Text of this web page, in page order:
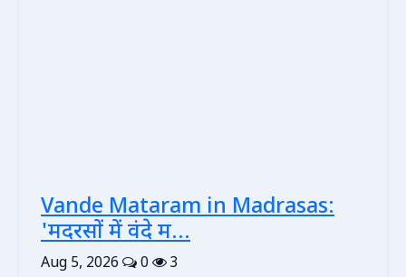
Vande Mataram in Madrasas:
'मदरसों में वंदे म...
Aug 5, 2026 0 3